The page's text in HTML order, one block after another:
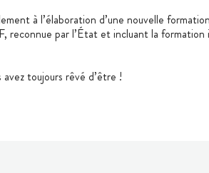
à l’élaboration d’une nouvelle
reconnue par l’État et incluant la
toujours rêvé d’être !